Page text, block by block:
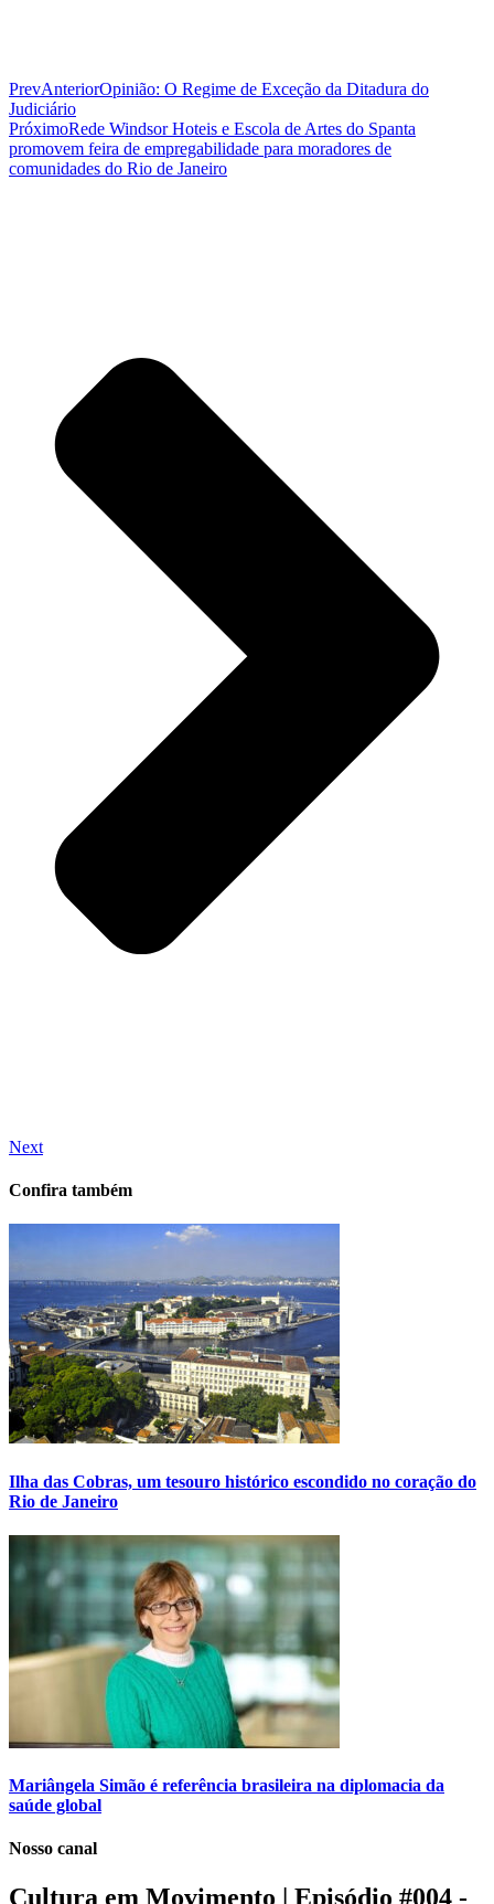
PrevAnteriorOpinião: O Regime de Exceção da Ditadura do
Judiciário
PróximoRede Windsor Hoteis e Escola de Artes do Spanta
promovem feira de empregabilidade para moradores de
comunidades do Rio de Janeiro
Next
Confira também
Ilha das Cobras, um tesouro histórico escondido no coração do
Rio de Janeiro
Mariângela Simão é referência brasileira na diplomacia da
saúde global
Nosso canal
Cultura em Movimento | Episódio #004 -